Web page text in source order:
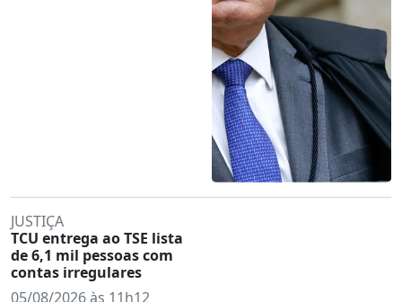
JUSTIÇA
TCU entrega ao TSE lista
de 6,1 mil pessoas com
contas irregulares
05/08/2026 às 11h12